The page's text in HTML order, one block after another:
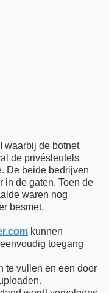
waarbij de botnet
de privésleutels
De beide bedrijven
in de gaten. Toen de
waren nog
besmet.
kunnen
toegang
te vullen en een door